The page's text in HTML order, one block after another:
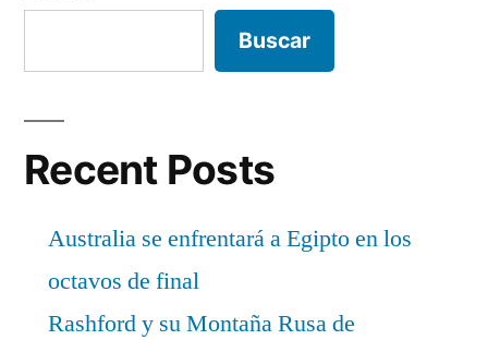
Buscar
Recent Posts
Australia se enfrentará a Egipto en los
octavos de final
Rashford y su Montaña Rusa de